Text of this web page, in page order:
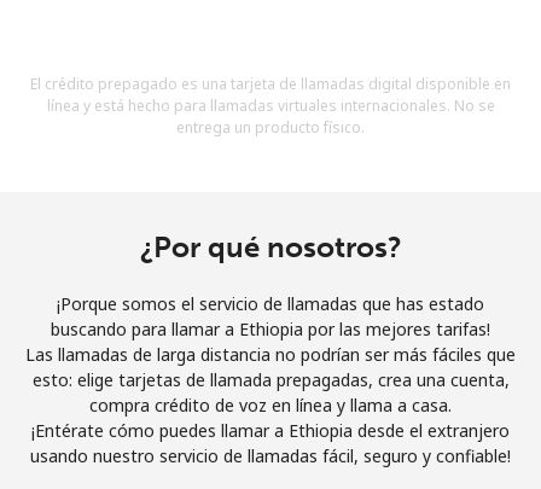
Al abrir una cuenta en este sitio web, estoy de acuerdo con
Términos y condiciones.
Únete
¡Hola!
El crédito prepagado es una tarjeta de llamadas digital disponible en
línea y está hecho para llamadas virtuales internacionales. No se
entrega un producto físico.
¿Por qué nosotros?
¡Porque somos el servicio de llamadas que has estado
buscando para llamar a Ethiopia por las mejores tarifas!
Las llamadas de larga distancia no podrían ser más fáciles que
esto: elige tarjetas de llamada prepagadas, crea una cuenta,
compra crédito de voz en línea y llama a casa.
¡Entérate cómo puedes llamar a Ethiopia desde el extranjero
usando nuestro servicio de llamadas fácil, seguro y confiable!